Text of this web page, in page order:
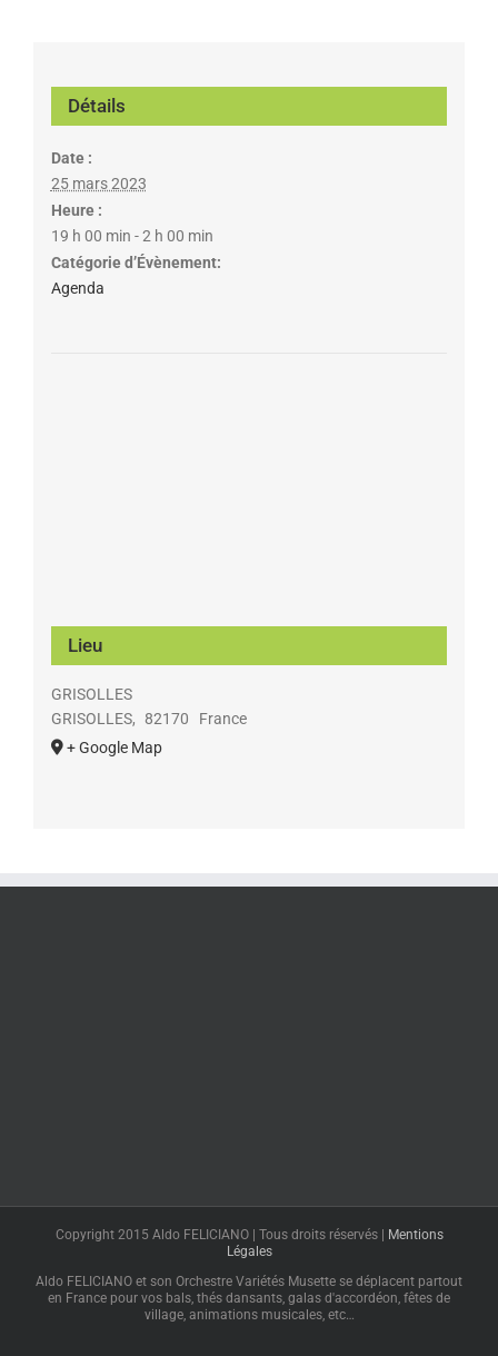
Détails
Date :
25 mars 2023
Heure :
19 h 00 min - 2 h 00 min
Catégorie d’Évènement:
Agenda
Lieu
GRISOLLES
GRISOLLES, 82170
France
+ Google Map
Copyright 2015 Aldo FELICIANO | Tous droits réservés |
Mentions
Légales
Aldo FELICIANO et son Orchestre Variétés Musette se déplacent partout
en France pour vos bals, thés dansants, galas d'accordéon, fêtes de
village, animations musicales, etc…